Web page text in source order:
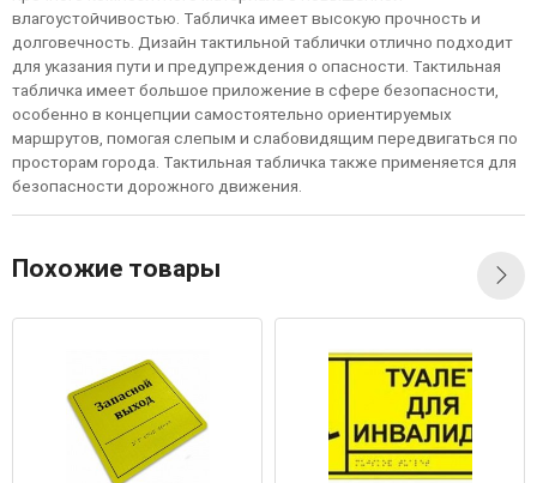
влагоустойчивостью. Табличка имеетвысокую прочность и
долговечность. Дизайн тактильной таблички отлично подходит
для указания пути и предупреждения о опасности. Тактильная
табличка имеетбольшое приложение в сфере безопасности,
особенно в концепции самостоятельно ориентируемых
маршрутов, помогая слепым и слабовидящим передвигаться по
просторам города. Тактильная табличка также применяется для
безопасности дорожного движения.
Похожие товары